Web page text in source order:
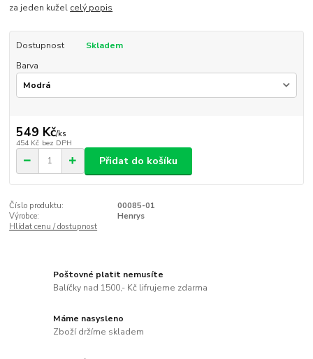
za jeden kužel celý popis
Dostupnost
Skladem
Barva
549 Kč/ks
454 Kč bez DPH
Přidat do košíku
Číslo produktu:
00085-01
Výrobce:
Henrys
Hlídat cenu / dostupnost
Poštovné platit nemusíte
Balíčky nad 1500,- Kč lifrujeme zdarma
Máme nasysleno
Zboží držíme skladem